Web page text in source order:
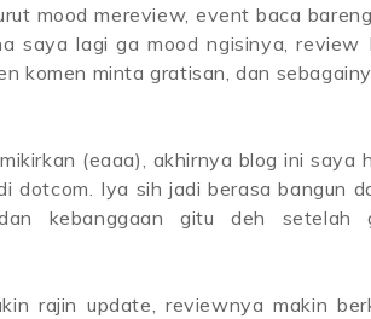
mood mereview, event baca
saya lagi ga mood ngisinya, review
komen minta gratisan, dan
(eaaa), akhirnya blog ini saya
dotcom. Iya sih jadi berasa bangun
kebanggaan gitu deh setelah
rajin update, reviewnya makin